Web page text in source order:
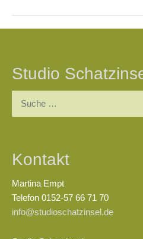
Studio
Kontakt
Martina Empt
Telefon 0152-57 66 71 70
info@studioschatzinsel.de